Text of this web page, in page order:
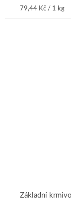
Měrná
cena:
79,44 Kč / 1 kg
Základní